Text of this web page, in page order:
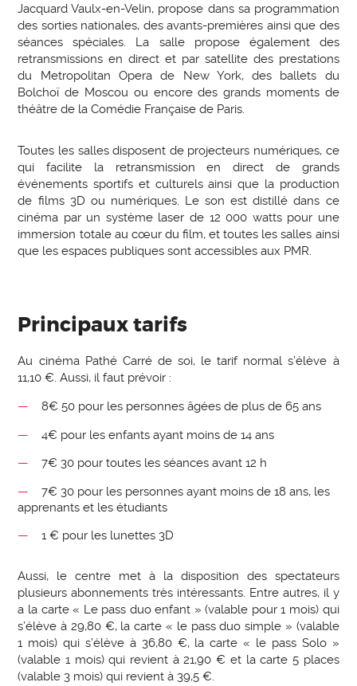
Jacquard Vaulx-en-Velin, propose dans sa programmation
des sorties nationales, des avants-premières ainsi que des
séances spéciales. La salle propose également des
retransmissions en direct et par satellite des prestations
du Metropolitan Opera de New York, des ballets du
Bolchoï de Moscou ou encore des grands moments de
théâtre de la Comédie Française de Paris.
Toutes les salles disposent de projecteurs numériques, ce
qui facilite la retransmission en direct de grands
événements sportifs et culturels ainsi que la production
de films 3D ou numériques. Le son est distillé dans ce
cinéma par un système laser de 12 000 watts pour une
immersion totale au cœur du film, et toutes les salles ainsi
que les espaces publiques sont accessibles aux PMR.
Principaux tarifs
Au cinéma Pathé Carré de soi, le tarif normal s’élève à
11,10 €. Aussi, il faut prévoir :
8€ 50 pour les personnes âgées de plus de 65 ans
4€ pour les enfants ayant moins de 14 ans
7€ 30 pour toutes les séances avant 12 h
7€ 30 pour les personnes ayant moins de 18 ans, les
apprenants et les étudiants
1 € pour les lunettes 3D
Aussi, le centre met à la disposition des spectateurs
plusieurs abonnements très intéressants. Entre autres, il y
a la carte « Le pass duo enfant » (valable pour 1 mois) qui
s’élève à 29,80 €, la carte « le pass duo simple » (valable
1 mois) qui s’élève à 36,80 €, la carte « le pass Solo »
(valable 1 mois) qui revient à 21,90 € et la carte 5 places
(valable 3 mois) qui revient à 39,5 €.